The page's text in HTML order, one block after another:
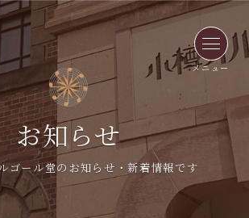
メニュー
お知らせ
ゴール堂のお知らせ・新着情報です